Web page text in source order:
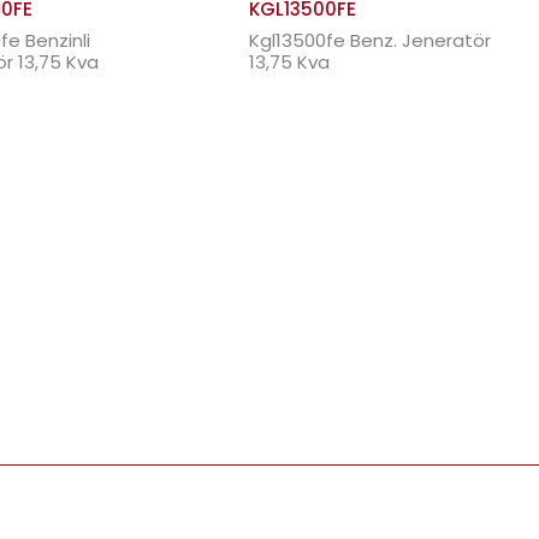
Benzinli
13,75 Kva
KGL13500FE
Kgl13500fe Benz. Jeneratör
13,75 Kva